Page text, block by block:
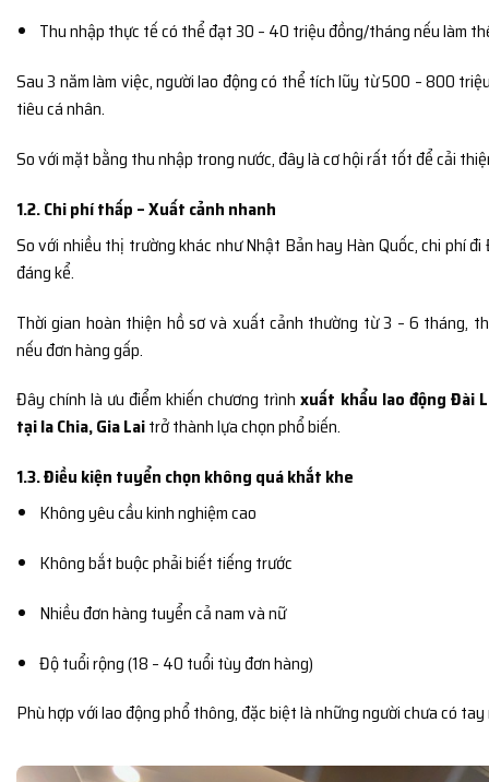
Thu nhập thực tế có thể đạt 30 – 40 triệu đồng/tháng nếu làm
Sau 3 năm làm việc, người lao động có thể tích lũy từ 500 – 800
tiêu cá nhân.
So với mặt bằng thu nhập trong nước, đây là cơ hội rất tốt để cải
1.2. Chi phí thấp – Xuất cảnh nhanh
So với nhiều thị trường khác nhưNhật Bảnhay Hàn Quốc, chi phí
đáng kể.
Thời gian hoàn thiện hồ sơ và xuất cảnh thường từ 3 – 6 tháng,
nếu đơn hàng gấp.
Đây chính là ưu điểm khiến chương trìnhxuất khẩu lao động Đài
tại Ia Chia, Gia Laitrở thành lựa chọn phổ biến.
1.3. Điều kiện tuyển chọn không quá khắt khe
Không yêu cầu kinh nghiệm cao
Không bắt buộc phải biết tiếng trước
Nhiều đơn hàng tuyển cả nam và nữ
Độ tuổi rộng (18 – 40 tuổi tùy đơn hàng)
Phù hợp với lao động phổ thông, đặc biệt là những người chưa có